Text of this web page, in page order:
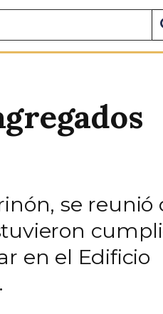
se reunió
en el Edificio